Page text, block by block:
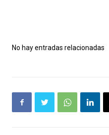
No hay entradas relacionadas